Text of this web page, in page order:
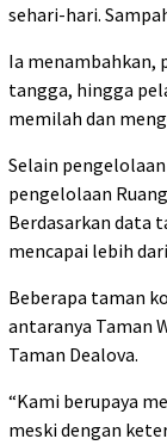
sehari-hari.
Ia menambahkan,
tangga, hingga
memilah dan
Selain
pengelolaan
Berdasarkan data
mencapai lebih
Beberapa taman
antaranya Taman
Taman Dealova.
“Kami berupaya
meski dengan